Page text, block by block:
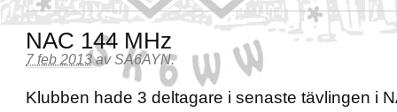
NAC 144 MHz
7 feb 2013 avSA6AYN.
Klubben hade 3 deltagare i senaste tävlingen i